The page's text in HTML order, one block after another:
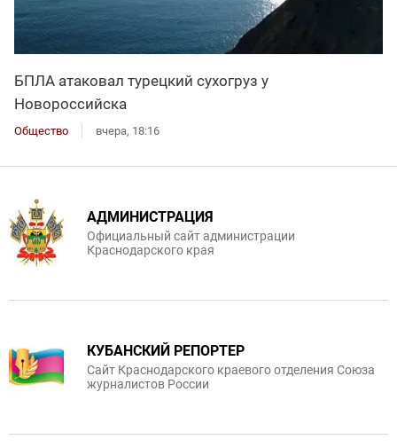
БПЛА атаковал турецкий сухогруз у
Новороссийска
Общество вчера, 18:16
АДМИНИСТРАЦИЯ
Официальный сайт администрации
Краснодарского края
КУБАНСКИЙ РЕПОРТЕР
Сайт Краснодарского краевого отделения Союза
журналистов России